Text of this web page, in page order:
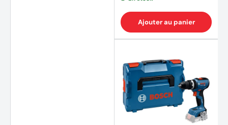
Ajouter au panier